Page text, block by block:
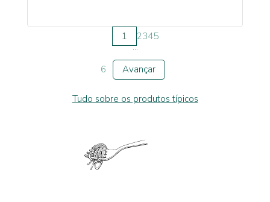
1 2345
...
6
Avançar
Tudo sobre os produtos típicos